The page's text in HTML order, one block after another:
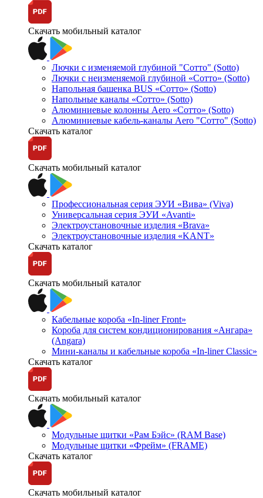
Скачать мобильный каталог
Лючки с изменяемой глубиной "Сотто" (Sotto)
Лючки с неизменяемой глубиной «Сотто» (Sotto)
Напольная башенка BUS «Сотто» (Sotto)
Напольные каналы «Сотто» (Sotto)
Алюминиевые колонны Aero «Сотто» (Sotto)
Алюминиевые кабель-каналы Aero "Сотто" (Sotto)
Скачать каталог
Скачать мобильный каталог
Профессиональная серия ЭУИ «Вива» (Viva)
Универсальная серия ЭУИ «Avanti»
Электроустановочные изделия «Brava»
Электроустановочные изделия «KANT»
Скачать каталог
Скачать мобильный каталог
Кабельные короба «In-liner Front»
Короба для систем кондиционирования «Ангара»
(Angara)
Мини-каналы и кабельные короба «In-liner Classic»
Скачать каталог
Скачать мобильный каталог
Модульные щитки «Рам Бэйс» (RAM Base)
Модульные щитки «Фрейм» (FRAME)
Скачать каталог
Скачать мобильный каталог